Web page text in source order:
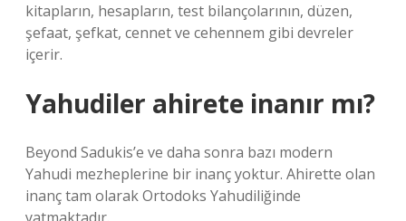
kitapların, hesapların, test bilançolarının, düzen,
şefaat, şefkat, cennet ve cehennem gibi devreler
içerir.
Yahudiler ahirete inanır mı?
Beyond Sadukis’e ve daha sonra bazı modern
Yahudi mezheplerine bir inanç yoktur. Ahirette olan
inanç tam olarak Ortodoks Yahudiliğinde